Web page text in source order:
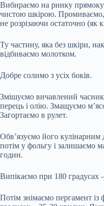
Вибираємо на ринку
чистою шкірою. Промиваємо,
не розрізаючи остаточно (як
Ту частину, яка без шкіри,
відбиваємо молотком.
Добре солимо з усіх боків.
Змішуємо вичавлений
перець і олію. Змащуємо
Загортаємо в рулет.
Обв’язуємо його
потім у фольгу і залишаємо
годин.
Випікаємо при 180 градусах
Потім знімаємо пергамент із